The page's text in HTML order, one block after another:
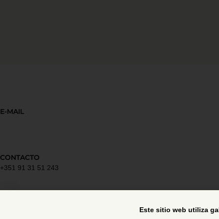
E-MAIL
CONTACTO
+351 91 31 51 243
Este sitio web utiliza